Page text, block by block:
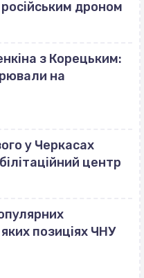
дроном
з Корецьким:
на
у Черкасах
центр
позиціях ЧНУ